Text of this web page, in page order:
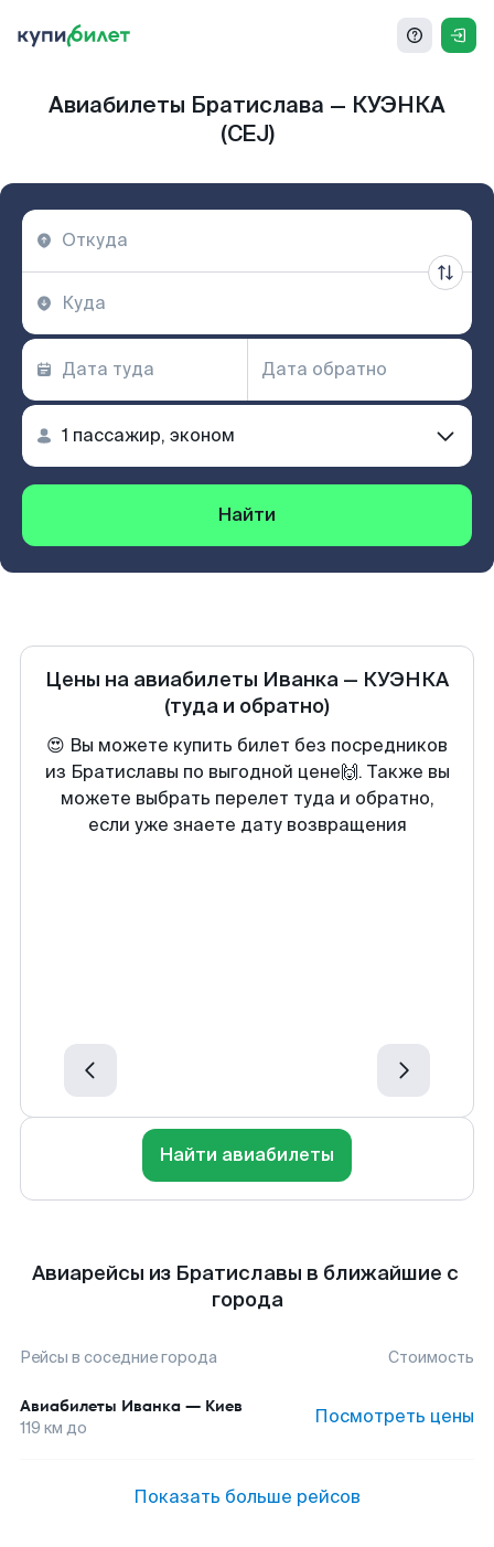
Авиабилеты Братислава — КУЭНКА
(CEJ)
Найти
Цены на авиабилеты Иванка — КУЭНКА
(туда и обратно)
😍 Вы можете купить билет без посредников
из Братиславы по выгодной цене🙌. Также вы
можете выбрать перелет туда и обратно,
если уже знаете дату возвращения
Найти авиабилеты
Авиарейсы из Братиславы в ближайшие с
города
Рейсы в соседние города Стоимость
Авиабилеты Иванка — Киев
119 км до Посмотреть цены
Показать больше рейсов